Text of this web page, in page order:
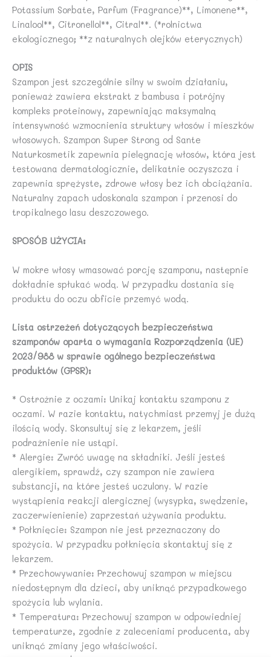
Potassium Sorbate, Parfum (Fragrance)**, Limonene**,
Linalool**, Citronellol**, Citral**. (*rolnictwa
ekologicznego; **z naturalnych olejków eterycznych)
OPIS
Szampon jest szczególnie silny w swoim działaniu,
ponieważ zawiera ekstrakt z bambusa i potrójny
kompleks proteinowy, zapewniając maksymalną
intensywność wzmocnienia struktury włosów i mieszków
włosowych. Szampon Super Strong od Sante
Naturkosmetik zapewnia pielęgnację włosów, która jest
testowana dermatologicznie, delikatnie oczyszcza i
zapewnia sprężyste, zdrowe włosy bez ich obciążania.
Naturalny zapach udoskonala szampon i przenosi do
tropikalnego lasu deszczowego.
SPOSÓB UŻYCIA:
W mokre włosy wmasować porcję szamponu, następnie
dokładnie spłukać wodą. W przypadku dostania się
produktu do oczu obficie przemyć wodą.
Lista ostrzeżeń dotyczących bezpieczeństwa
szamponów oparta o wymagania Rozporządzenia (UE)
2023/988 w sprawie ogólnego bezpieczeństwa
produktów (GPSR):
* Ostrożnie z oczami: Unikaj kontaktu szamponu z
oczami. W razie kontaktu, natychmiast przemyj je dużą
ilością wody. Skonsultuj się z lekarzem, jeśli
podrażnienie nie ustąpi.
* Alergie: Zwróć uwagę na składniki. Jeśli jesteś
alergikiem, sprawdź, czy szampon nie zawiera
substancji, na które jesteś uczulony. W razie
wystąpienia reakcji alergicznej (wysypka, swędzenie,
zaczerwienienie) zaprzestań używania produktu.
* Połknięcie: Szampon nie jest przeznaczony do
spożycia. W przypadku połknięcia skontaktuj się z
lekarzem.
* Przechowywanie: Przechowuj szampon w miejscu
niedostępnym dla dzieci, aby uniknąć przypadkowego
spożycia lub wylania.
* Temperatura: Przechowuj szampon w odpowiedniej
temperaturze, zgodnie z zaleceniami producenta, aby
uniknąć zmiany jego właściwości.